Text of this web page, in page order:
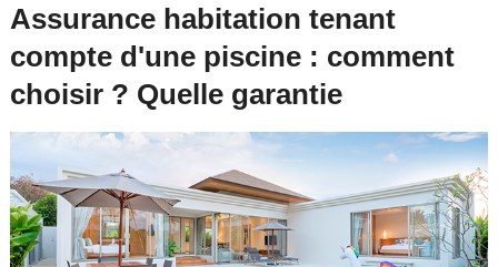
Assurance habitation tenant
compte d'une piscine : comment
choisir ? Quelle garantie